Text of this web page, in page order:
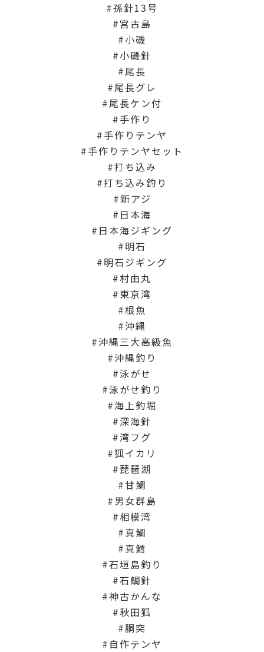
孫針13号
宮古島
小磯
小磯針
尾長
尾長グレ
尾長ケン付
手作り
手作りテンヤ
手作りテンヤセット
打ち込み
打ち込み釣り
新アジ
日本海
日本海ジギング
明石
明石ジギング
村由丸
東京湾
根魚
沖縄
沖縄三大高級魚
沖縄釣り
泳がせ
泳がせ釣り
海上釣堀
深海針
湾フグ
狐イカリ
琵琶湖
甘鯛
男女群島
相模湾
真鯛
真鱈
石垣島釣り
石鯛針
神古かんな
秋田狐
胴突
自作テンヤ